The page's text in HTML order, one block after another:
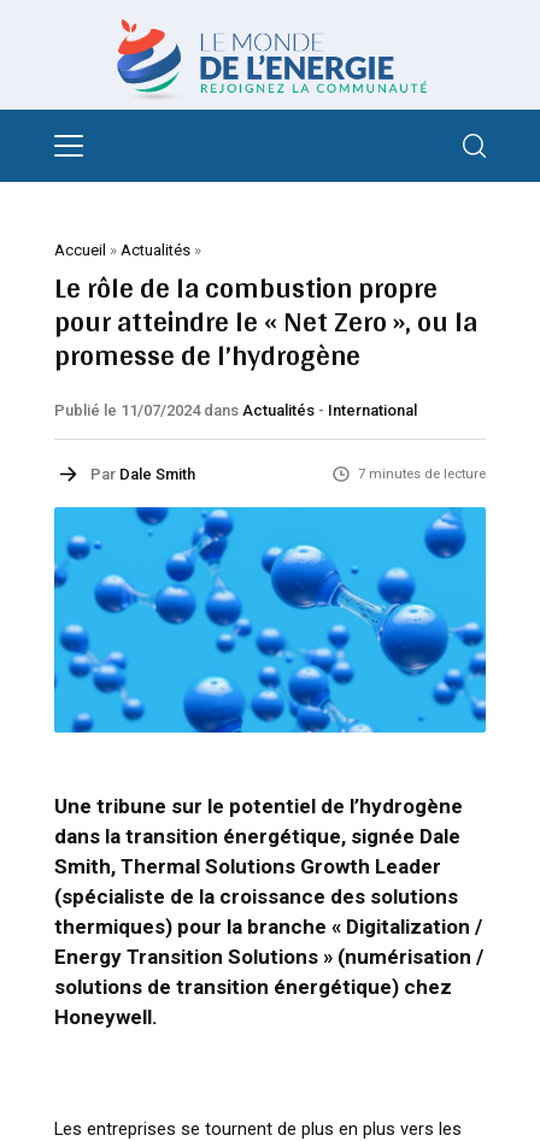
Accueil » Actualités»
Le rôle de la combustion propre
pour atteindre le « Net Zero », ou la
promesse de l’hydrogène
Publié le 11/07/2024 dans Actualités- International
Par Dale Smith 7 minutes de lecture
Une tribune sur le potentiel de l’hydrogène
dans la transition énergétique, signée Dale
Smith, Thermal Solutions Growth Leader
(spécialiste de la croissance des solutions
thermiques) pour la branche « Digitalization /
Energy Transition Solutions » (numérisation /
solutions de transition énergétique) chez
Honeywell.
Les entreprises se tournent de plus en plus vers les